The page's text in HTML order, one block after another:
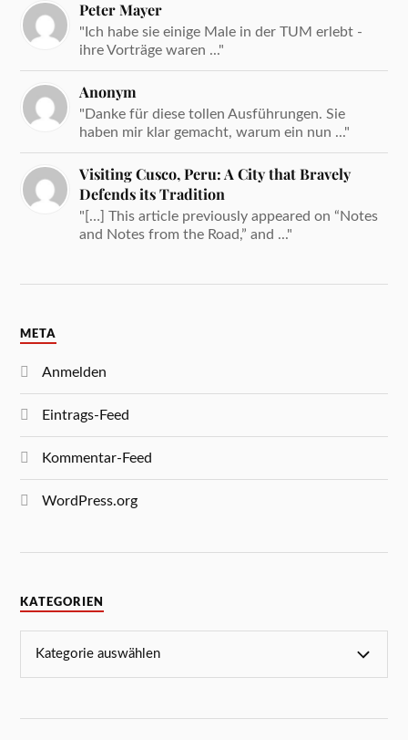
Peter Mayer
"Ich habe sie einige Male in der TUM erlebt -
ihre Vorträge waren ..."
Anonym
"Danke für diese tollen Ausführungen. Sie
haben mir klar gemacht, warum ein nun ..."
Visiting Cusco, Peru: A City that Bravely
Defends its Tradition
"[…] This article previously appeared on “Notes
and Notes from the Road,” and ..."
META
Anmelden
Eintrags-Feed
Kommentar-Feed
WordPress.org
KATEGORIEN